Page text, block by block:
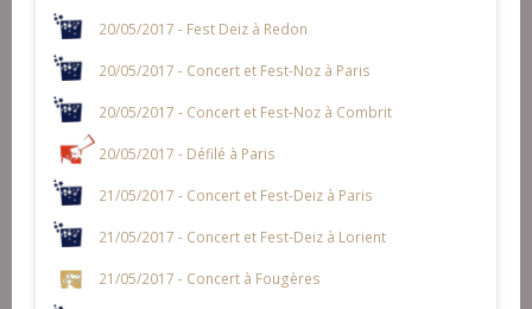
20/05/2017 - Fest Deiz à Redon
20/05/2017 - Concert et Fest-Noz à Paris
20/05/2017 - Concert et Fest-Noz à Combrit
20/05/2017 - Défilé à Paris
21/05/2017 - Concert et Fest-Deiz à Paris
21/05/2017 - Concert et Fest-Deiz à Lorient
21/05/2017 - Concert à Fougères